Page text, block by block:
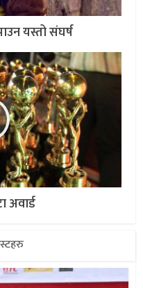
यस्तो संघर्ष
अवार्ड